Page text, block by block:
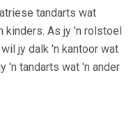
tandarts wat
kinders. As jy 'n rolstoel
jy dalk 'n kantoor wat
'n tandarts wat 'n ander